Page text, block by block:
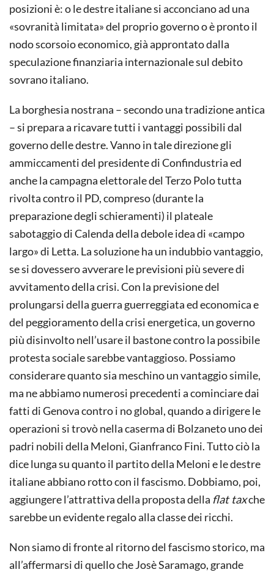
posizioni è: o le destre italiane si acconciano ad una
«sovranità limitata» del proprio governo o è pronto il
nodo scorsoio economico, già approntato dalla
speculazione finanziaria internazionale sul debito
sovrano italiano.
La borghesia nostrana – secondo una tradizione antica
– si prepara a ricavare tutti i vantaggi possibili dal
governo delle destre. Vanno in tale direzione gli
ammiccamenti del presidente di Confindustria ed
anche la campagna elettorale del Terzo Polo tutta
rivolta contro il PD, compreso (durante la
preparazione degli schieramenti) il plateale
sabotaggio di Calenda della debole idea di «campo
largo» di Letta. La soluzione ha un indubbio vantaggio,
se si dovessero avverare le previsioni più severe di
avvitamento della crisi. Con la previsione del
prolungarsi della guerra guerreggiata ed economica e
del peggioramento della crisi energetica, un governo
più disinvolto nell’usare il bastone contro la possibile
protesta sociale sarebbe vantaggioso. Possiamo
considerare quanto sia meschino un vantaggio simile,
ma ne abbiamo numerosi precedenti a cominciare dai
fatti di Genova contro i no global, quando a dirigere le
operazioni si trovò nella caserma di Bolzaneto uno dei
padri nobili della Meloni, Gianfranco Fini. Tutto ciò la
dice lunga su quanto il partito della Meloni e le destre
italiane abbiano rotto con il fascismo. Dobbiamo, poi,
aggiungere l’attrattiva della proposta della flat taxche
sarebbe un evidente regalo alla classe dei ricchi.
Non siamo di fronte al ritorno del fascismo storico, ma
all’affermarsi di quello che Josè Saramago, grande